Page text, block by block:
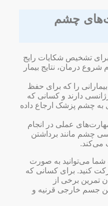
چشم
تشخیص شکایات رایج
درمان، نتایج بیمار
را که برای حفظ
دارند و کسانی که
به چشم پزشک ارجاع داده
عملی در انجام
چشم مانند برداشتن
می‌کند.
شما می‌توانید به صورت
کنید. برای کسانی که
تمرین برخی از
جسم خارجی قرنیه و